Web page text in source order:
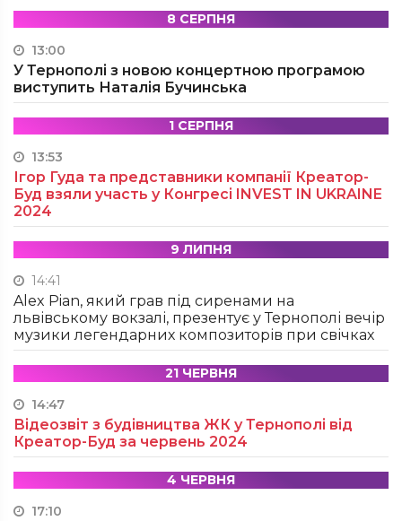
8 СЕРПНЯ
13:00
У Тернополі з новою концертною програмою
виступить Наталія Бучинська
1 СЕРПНЯ
13:53
Ігор Гуда та представники компанії Креатор-
Буд взяли участь у Конгресі INVEST IN UKRAINE
2024
9 ЛИПНЯ
14:41
Alex Pian, який грав під сиренами на
львівському вокзалі, презентує у Тернополі вечір
музики легендарних композиторів при свічках
21 ЧЕРВНЯ
14:47
Відеозвіт з будівництва ЖК у Тернополі від
Креатор-Буд за червень 2024
4 ЧЕРВНЯ
17:10